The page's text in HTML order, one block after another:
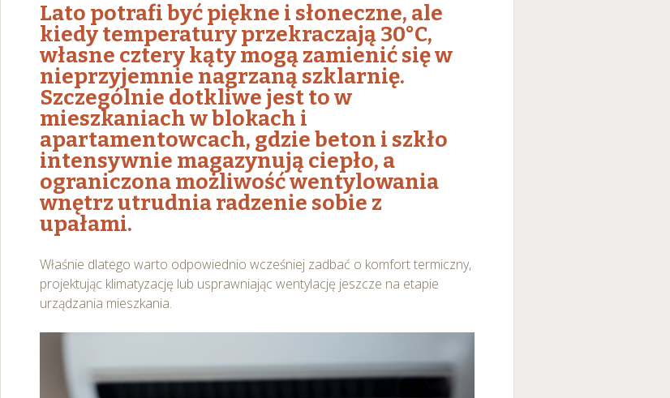
Lato potrafi być piękne i słoneczne, ale
kiedy temperatury przekraczają 30°C,
własne cztery kąty mogą zamienić się w
nieprzyjemnie nagrzaną szklarnię.
Szczególnie dotkliwe jest to w
mieszkaniach w blokach i
apartamentowcach, gdzie beton i szkło
intensywnie magazynują ciepło, a
ograniczona możliwość wentylowania
wnętrz utrudnia radzenie sobie z
upałami.
Właśnie dlatego warto odpowiednio wcześniej zadbać o komfort termiczny,
projektując klimatyzację lub usprawniając wentylację jeszcze na etapie
urządzania mieszkania.